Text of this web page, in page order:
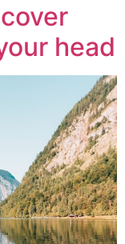
head